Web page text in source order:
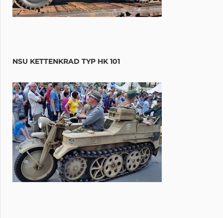
NSU KETTENKRAD TYP HK 101